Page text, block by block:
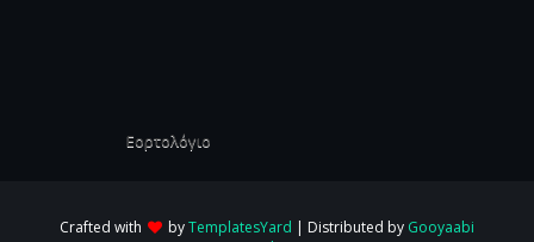
Εορτολόγιο
Crafted with byTemplatesYard | Distributed by Gooyaabi